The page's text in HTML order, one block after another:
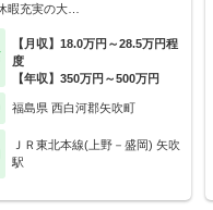
暇充実の大…
【月収】18.0万円～28.5万円程
度
【年収】350万円～500万円
福島県 西白河郡矢吹町
ＪＲ東北本線(上野－盛岡) 矢吹
駅